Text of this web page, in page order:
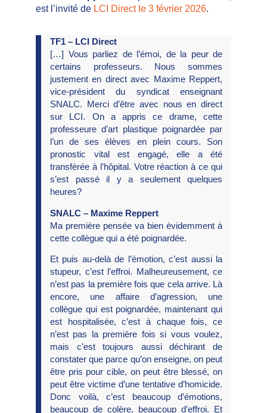
est l’invité de LCI Direct le 3 février 2026.
TF1 – LCI Direct
[…] Vous parliez de l’émoi, de la peur de
certains professeurs. Nous sommes
justement en direct avec Maxime Reppert,
vice-président du syndicat enseignant
SNALC. Merci d’être avec nous en direct
sur LCI. On a appris ce drame, cette
professeure d’art plastique poignardée par
l’un de ses élèves en plein cours. Son
pronostic vital est engagé, elle a été
transférée à l’hôpital. Votre réaction à ce qui
s’est passé il y a seulement quelques
heures?
SNALC – Maxime Reppert
Ma première pensée va bien évidemment à
cette collègue qui a été poignardée.
Et puis au-delà de l’émotion, c’est aussi la
stupeur, c’est l’effroi. Malheureusement, ce
n’est pas la première fois que cela arrive. Là
encore, une affaire d’agression, une
collègue qui est poignardée, maintenant qui
est hospitalisée, c’est à chaque fois, ce
n’est pas la première fois si vous voulez,
mais c’est toujours aussi déchirant de
constater que parce qu’on enseigne, on peut
être pris pour cible, on peut être blessé, on
peut être victime d’une tentative d’homicide.
Donc voilà, c’est beaucoup d’émotions,
beaucoup de colère, beaucoup d’effroi. Et